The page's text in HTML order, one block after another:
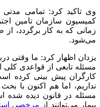
وی تاکید کرد: تمامی
کمیسیون سازمان تامین
زمانی که به کار برگردد،
می‌شود.
یزدان اظهار کرد: ما وقتی
مسئله تابعی از قواعدی
کارگران پیش بینی کرده
نداریم، اما هم اکنون با
مسئله در قانون دیده شده
بیمار می‌توانند از مرخصی